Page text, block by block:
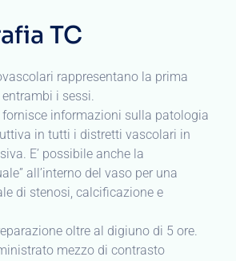
TC
rappresentano la prima
i sessi.
informazioni sulla patologia
in tutti i distretti vascolari in
E’ possibile anche la
all’interno del vaso per una
di stenosi, calcificazione e
oltre al digiuno di 5 ore.
mezzo di contrasto